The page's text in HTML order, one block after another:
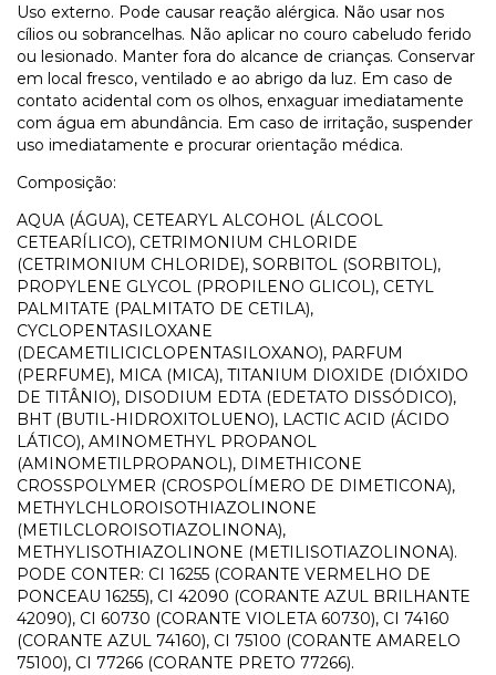
Uso externo. Pode causar reação alérgica. Não usar nos
cílios ou sobrancelhas. Não aplicar no couro cabeludo ferido
ou lesionado. Manter fora do alcance de crianças. Conservar
em local fresco, ventilado e ao abrigo da luz. Em caso de
contato acidental com os olhos, enxaguar imediatamente
com água em abundância. Em caso de irritação, suspender
uso imediatamente e procurar orientação médica.
Composição:
AQUA (ÁGUA), CETEARYL ALCOHOL (ÁLCOOL
CETEARÍLICO), CETRIMONIUM CHLORIDE
(CETRIMONIUM CHLORIDE), SORBITOL (SORBITOL),
PROPYLENE GLYCOL (PROPILENO GLICOL), CETYL
PALMITATE (PALMITATO DE CETILA),
CYCLOPENTASILOXANE
(DECAMETILICICLOPENTASILOXANO), PARFUM
(PERFUME), MICA (MICA), TITANIUM DIOXIDE (DIÓXIDO
DE TITÂNIO), DISODIUM EDTA (EDETATO DISSÓDICO),
BHT (BUTIL-HIDROXITOLUENO), LACTIC ACID (ÁCIDO
LÁTICO), AMINOMETHYL PROPANOL
(AMINOMETILPROPANOL), DIMETHICONE
CROSSPOLYMER (CROSPOLÍMERO DE DIMETICONA),
METHYLCHLOROISOTHIAZOLINONE
(METILCLOROISOTIAZOLINONA),
METHYLISOTHIAZOLINONE (METILISOTIAZOLINONA).
PODE CONTER: CI 16255 (CORANTE VERMELHO DE
PONCEAU 16255), CI 42090 (CORANTE AZUL BRILHANTE
42090), CI 60730 (CORANTE VIOLETA 60730), CI 74160
(CORANTE AZUL 74160), CI 75100 (CORANTE AMARELO
75100), CI 77266 (CORANTE PRETO 77266).